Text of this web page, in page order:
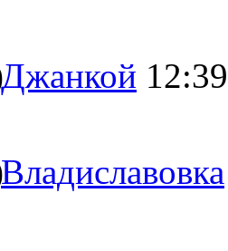
Джанкой 12:39
Владиславовка